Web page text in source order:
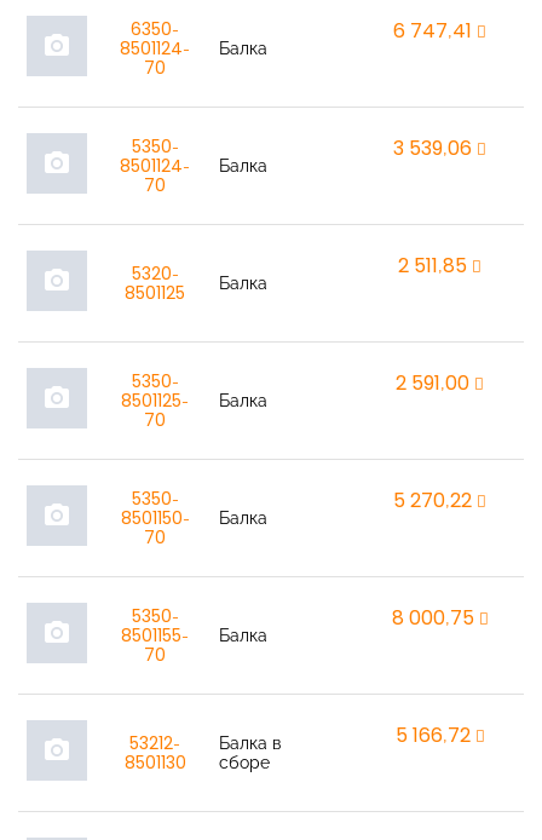
photo_camera
6350-
8501124-
70
Балка
6 747,41
photo_camera
5350-
8501124-
70
Балка
3 539,06
photo_camera
5320-
8501125
Балка
2 511,85
photo_camera
5350-
8501125-
70
Балка
2 591,00
photo_camera
5350-
8501150-
70
Балка
5 270,22
photo_camera
5350-
8501155-
70
Балка
8 000,75
photo_camera
53212-
8501130
Балка в
сборе
5 166,72